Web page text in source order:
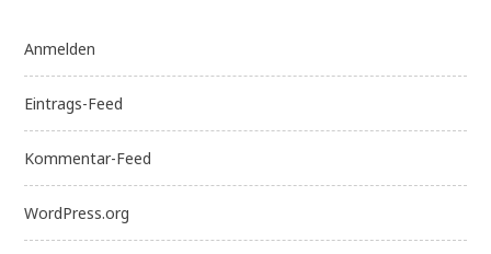
Anmelden
Eintrags-Feed
Kommentar-Feed
WordPress.org